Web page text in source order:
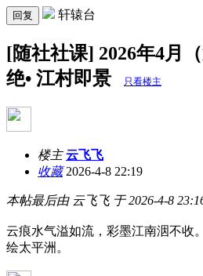
回复 轩辕台
[随社社课] 2026年4月
绝• 江村即景
只看楼主
楼主 云飞飞
收藏2026-4-8 22:19
本帖最后由 云飞飞 于 2026-4-8
云痕水气溢如流，彩墨江南洇不收
绘太平洲。